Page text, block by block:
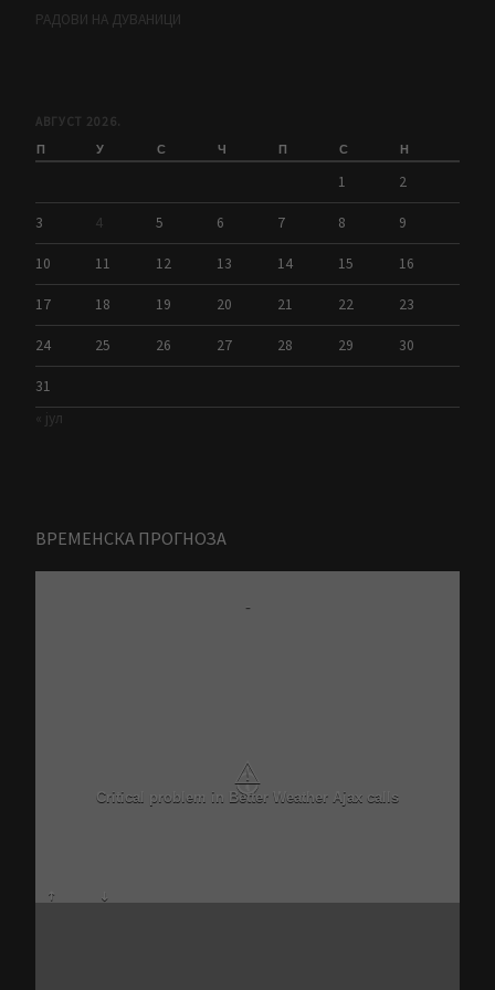
РАДОВИ НА ДУВАНИЦИ
АВГУСТ 2026.
П У С Ч П С Н
1 2
3 4 5 6 7 8 9
10 11 12 13 14 15 16
17 18 19 20 21 22 23
24 25 26 27 28 29 30
31
« јул
ВРЕМЕНСКА ПРОГНОЗА
-
⚠
Critical problem in Better Weather Ajax calls